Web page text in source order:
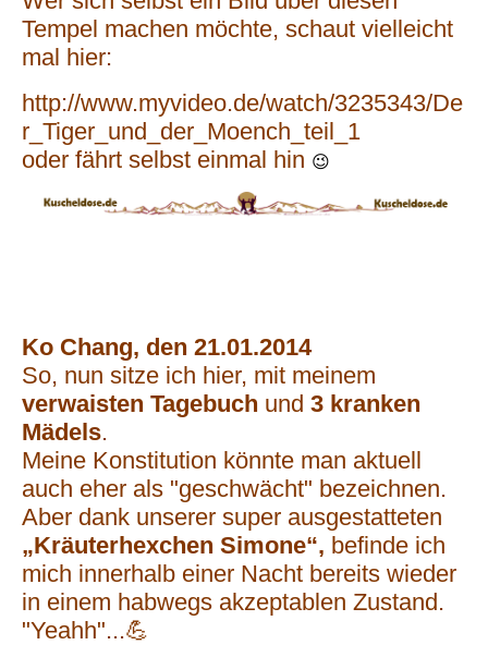
Tempel machen möchte, schaut vielleicht
mal hier:
http://www.myvideo.de/watch/3235343/De
r_Tiger_und_der_Moench_teil_1
oder fährt selbst einmal hin 😉
Ko Chang, den 21.01.2014
So, nun sitze ich hier, mit meinem
verwaisten Tagebuch und 3 kranken
Mädels.
Meine Konstitution könnte man aktuell
auch eher als "geschwächt" bezeichnen.
Aber dank unserer super ausgestatteten
„Kräuterhexchen Simone“, befinde ich
mich innerhalb einer Nacht bereits wieder
in einem habwegs akzeptablen Zustand.
"Yeahh"...💪